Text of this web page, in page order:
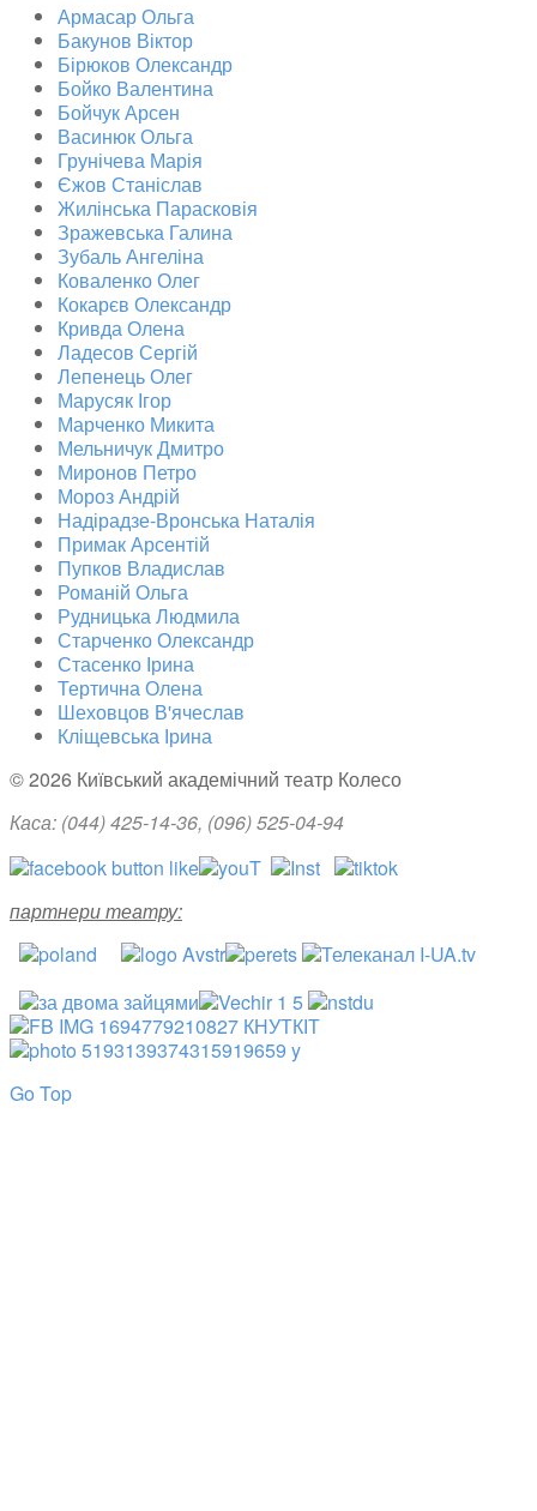
Армасар Ольга
Бакунов Віктор
Бірюков Олександр
Бойко Валентина
Бойчук Арсен
Васинюк Ольга
Грунічева Марія
Єжов Станіслав
Жилінська Парасковія
Зражевська Галина
Зубаль Ангеліна
Коваленко Олег
Кокарєв Олександр
Кривда Олена
Ладесов Сергій
Лепенець Олег
Марусяк Ігор
Марченко Микита
Мельничук Дмитро
Миронов Петро
Мороз Андрій
Надірадзе-Вронська Наталія
Примак Арсентій
Пупков Владислав
Романій Ольга
Рудницька Людмила
Старченко Олександр
Стасенко Ірина
Тертична Олена
Шеховцов В'ячеслав
Кліщевська Ірина
© 2026 Київський академічний театр Колесо
Каса: (044)425-14-36, (096) 525-04-94
партнери театру:
Go Top